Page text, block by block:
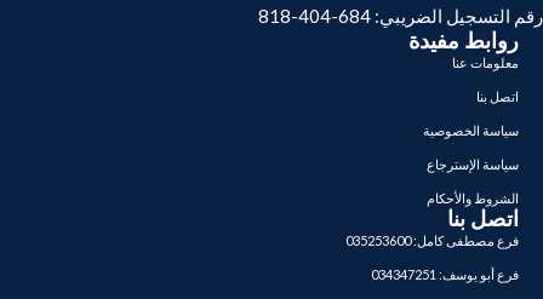
رقم التسجيل الضريبي: 684-404-818
روابط مفيدة
معلومات عنا
اتصل بنا
سياسة الخصوصية
سياسة الإسترجاع
الشروط والأحكام
اتصل بنا
فرع مصطفى كامل: 035253600
فرع أبو يوسف: 034347251